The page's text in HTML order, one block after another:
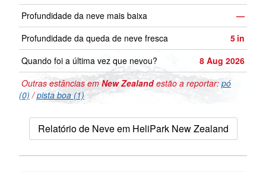
Profundidade da neve mais baixa
—
Profundidade da queda de neve fresca
5 in
Quando foi a última vez que nevou?
8 Aug 2026
Outras estâncias emNew Zealandestão a reportar: pó
(0) /pista boa (1)
Relatório de Neve em HeliPark New Zealand